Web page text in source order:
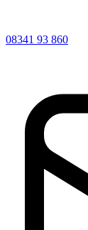
08341 93 860